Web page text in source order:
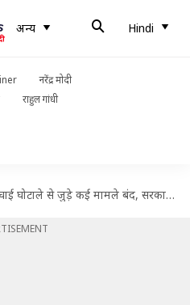
अन्य Hindi
नरेंद्र मोदी
राहुल गांधी
घोटाले से जुड़े कई मामले बंद, सरकार बोली- अजित पवार से जुड़ा कोई मामला नहीं